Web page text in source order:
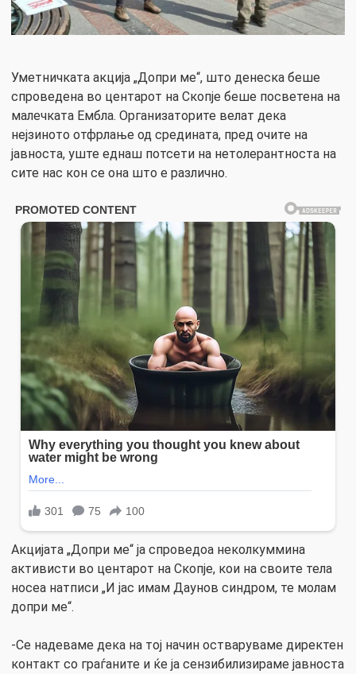
Уметничката акција „Допри ме“, што денеска беше
спроведена во центарот на Скопје беше посветена на
малечката Ембла. Организаторите велат дека
нејзиното отфрлање од средината, пред очите на
јавноста, уште еднаш потсети на нетолерантноста на
сите нас кон се она што е различно.
Акцијата „Допри ме“ ја спроведоa неколкуммина
активисти во центарот на Скопје, кои на своите тела
носеа натписи „И јас имам Даунов синдром, те молам
допри ме“.
-Се надеваме дека на тој начин остваруваме директен
контакт со граѓаните и ќе ја сензибилизираме јавноста